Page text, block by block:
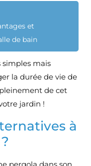
et
de bain
simples mais
la durée de vie de
de cet
jardin !
à